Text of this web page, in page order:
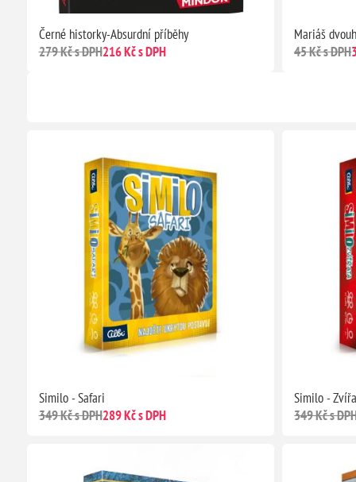
Černé historky-Absurdní příběhy
279 Kč s DPH216 Kč s DPH
Mariáš
45 Kč s DPH
Similo - Safari
349 Kč s DPH289 Kč s DPH
Similo -
349 Kč s